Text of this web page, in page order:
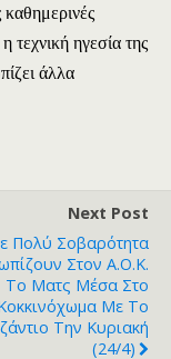
τεχνική ηγεσία της
άλλα
Next Post
Πολύ Σοβαρότητα
Στον Α.Ο.Κ.
Το Ματς Μέσα Στο
Με Το
Την Κυριακή
(24/4)